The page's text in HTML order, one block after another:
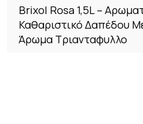
Brixol Rosa 1,5L –
Καθαριστικό Δαπέδου
Άρωμα Τριανταφυλλο